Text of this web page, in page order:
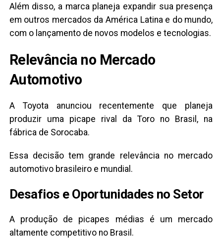
Além disso, a marca planeja expandir sua presença
em outros mercados da América Latina e do mundo,
com o lançamento de novos modelos e tecnologias.
Relevância no Mercado
Automotivo
A Toyota anunciou recentemente que planeja
produzir uma picape rival da Toro no Brasil, na
fábrica de Sorocaba.
Essa decisão tem grande relevância no mercado
automotivo brasileiro e mundial.
Desafios e Oportunidades no Setor
A produção de picapes médias é um mercado
altamente competitivo no Brasil.